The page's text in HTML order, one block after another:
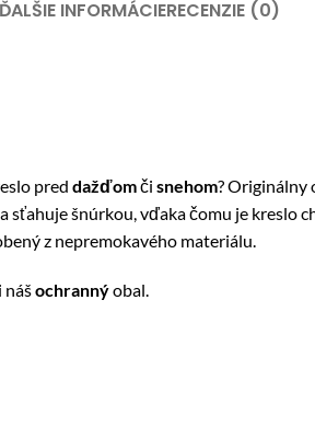
ĎALŠIE INFORMÁCIERECENZIE (0)
pred dažďomči snehom? Originálny
sťahuje šnúrkou, vďaka čomu je
z nepremokavého materiálu.
nášochrannýobal.